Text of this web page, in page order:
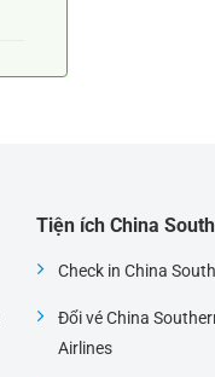
Tiện ích China
Check in China
Đổi vé China
Airlines